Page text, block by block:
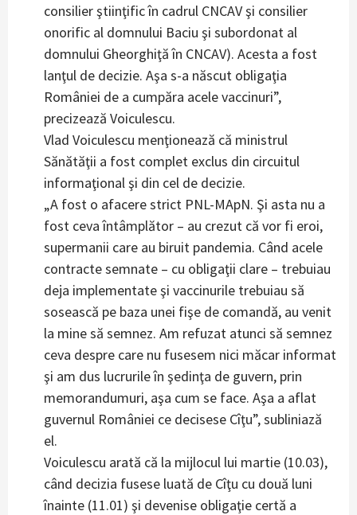
consilier ştiinţific în cadrul CNCAV şi consilier
onorific al domnului Baciu şi subordonat al
domnului Gheorghiţă în CNCAV). Acesta a fost
lanţul de decizie. Aşa s-a născut obligaţia
României de a cumpăra acele vaccinuri”,
precizează Voiculescu.
Vlad Voiculescu menţionează că ministrul
Sănătăţii a fost complet exclus din circuitul
informaţional şi din cel de decizie.
„A fost o afacere strict PNL-MApN. Şi asta nu a
fost ceva întâmplător – au crezut că vor fi eroi,
supermanii care au biruit pandemia. Când acele
contracte semnate – cu obligaţii clare – trebuiau
deja implementate şi vaccinurile trebuiau să
sosească pe baza unei fişe de comandă, au venit
la mine să semnez. Am refuzat atunci să semnez
ceva despre care nu fusesem nici măcar informat
şi am dus lucrurile în şedinţa de guvern, prin
memorandumuri, aşa cum se face. Aşa a aflat
guvernul României ce decisese Cîţu”, subliniază
el.
Voiculescu arată că la mijlocul lui martie (10.03),
când decizia fusese luată de Cîţu cu două luni
înainte (11.01) şi devenise obligaţie certă a